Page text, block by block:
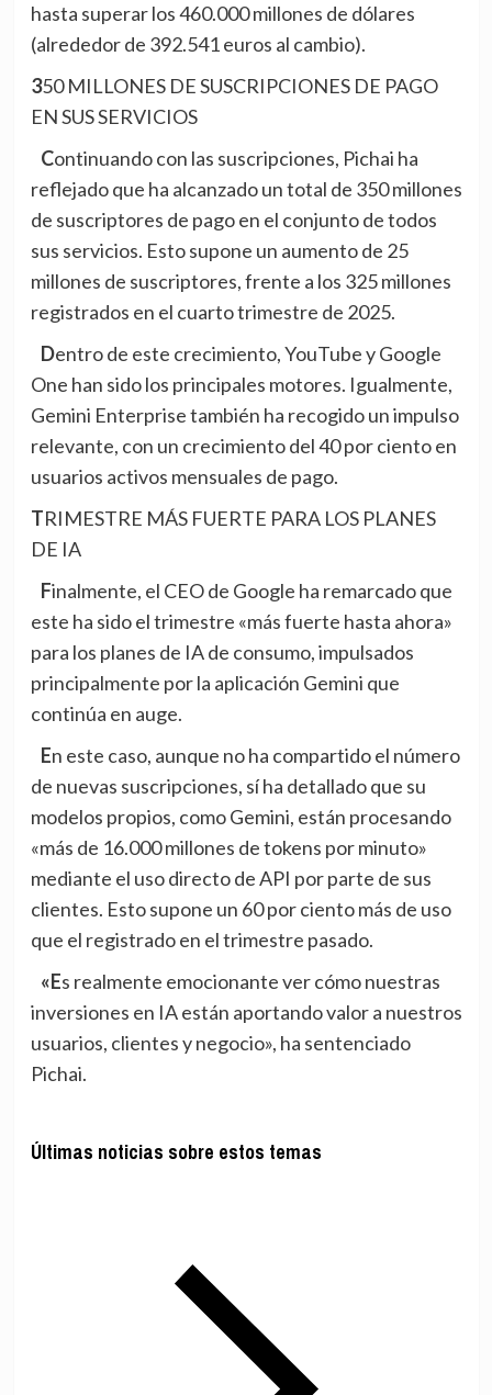
hasta superar los 460.000 millones de dólares
(alrededor de 392.541 euros al cambio).
350 MILLONES DE SUSCRIPCIONES DE PAGO
EN SUS SERVICIOS
Continuando con las suscripciones, Pichai ha
reflejado que ha alcanzado un total de 350 millones
de suscriptores de pago en el conjunto de todos
sus servicios. Esto supone un aumento de 25
millones de suscriptores, frente a los 325 millones
registrados en el cuarto trimestre de 2025.
Dentro de este crecimiento, YouTube y Google
One han sido los principales motores. Igualmente,
Gemini Enterprise también ha recogido un impulso
relevante, con un crecimiento del 40 por ciento en
usuarios activos mensuales de pago.
TRIMESTRE MÁS FUERTE PARA LOS PLANES
DE IA
Finalmente, el CEO de Google ha remarcado que
este ha sido el trimestre «más fuerte hasta ahora»
para los planes de IA de consumo, impulsados
principalmente por la aplicación Gemini que
continúa en auge.
En este caso, aunque no ha compartido el número
de nuevas suscripciones, sí ha detallado que su
modelos propios, como Gemini, están procesando
«más de 16.000 millones de tokens por minuto»
mediante el uso directo de API por parte de sus
clientes. Esto supone un 60 por ciento más de uso
que el registrado en el trimestre pasado.
«Es realmente emocionante ver cómo nuestras
inversiones en IA están aportando valor a nuestros
usuarios, clientes y negocio», ha sentenciado
Pichai.
Últimas noticias sobre estos temas